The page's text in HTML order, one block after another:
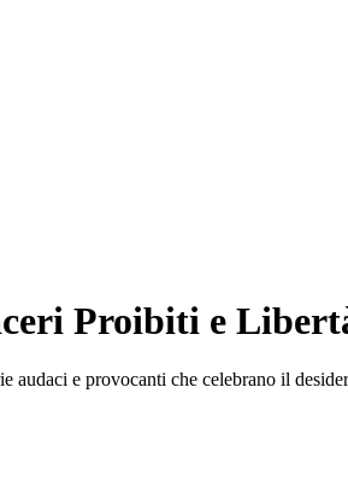
Proibiti e
audaci e provocanti che celebrano il